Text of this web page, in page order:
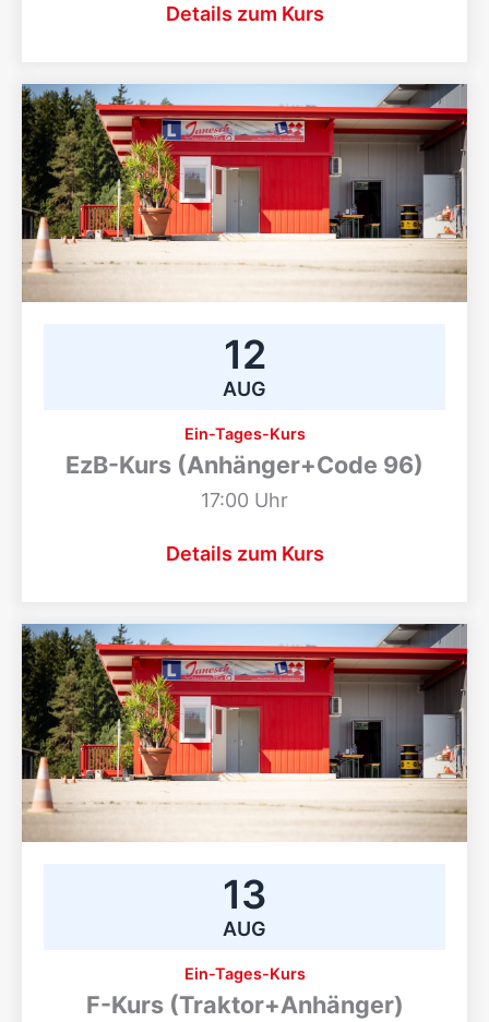
Details zum Kurs
12
AUG
Ein-Tages-Kurs
EzB-Kurs (Anhänger+Code 96)
17:00 Uhr
Details zum Kurs
13
AUG
Ein-Tages-Kurs
F-Kurs (Traktor+Anhänger)